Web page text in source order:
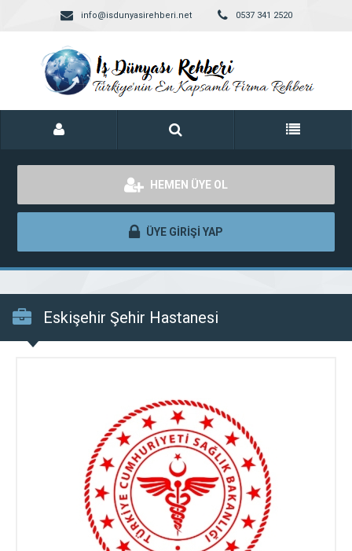
info@isdunyasirehberi.net 0537 341 2520
HEMEN ÜYE OL
ÜYE GİRİŞİ YAP
Eskişehir Şehir Hastanesi